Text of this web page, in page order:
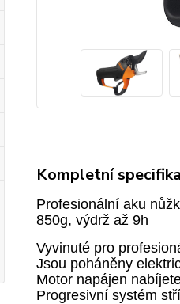
Kompletní
Profesionální aku
850g, výdrž až 9h
Vyvinuté pro
Jsou poháněny
Motor napájen
Progresivní systém